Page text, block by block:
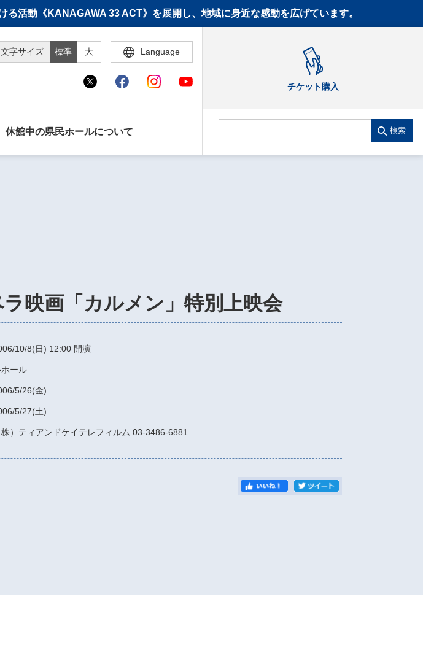
活動《KANAGAWA 33 ACT》を展開し、地域に身近な感動を広げています。
文字サイズ 標準 大 Language
チケット購入
休館中の県民ホールについて 検索
映画「カルメン」特別上映会
10/8(日) 12:00 開演
ール
5/26(金)
5/27(土)
株）ティアンドケイテレフィルム 03-3486-6881